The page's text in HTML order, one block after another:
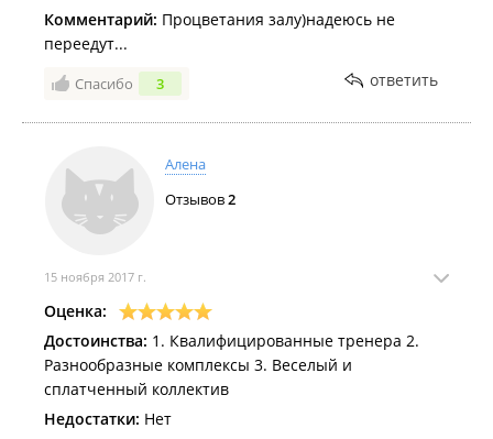
Комментарий: Процветания залу)надеюсь не
переедут...
Спасибо 3 ответить
Алена
Отзывов2
15 ноября 2017 г.
Оценка:
Достоинства: 1. Квалифицированные тренера 2.
Разнообразные комплексы 3. Веселый и
сплатченный коллектив
Недостатки: Нет